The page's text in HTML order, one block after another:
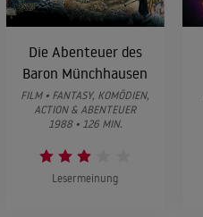
Die Abenteuer des
Baron Münchhausen
FILM • FANTASY, KOMÖDIEN,
ACTION & ABENTEUER
1988 • 126 MIN.
Lesermeinung